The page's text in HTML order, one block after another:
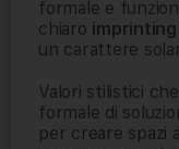
formale e
chiaro
un carattere
Valori stilistici
formale di
per creare spazi